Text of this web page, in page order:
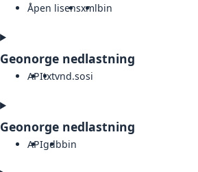
Åpen lisensxmlbin
Geonorge nedlastning
APItxtvnd.sosi
Geonorge nedlastning
APIgdbbin